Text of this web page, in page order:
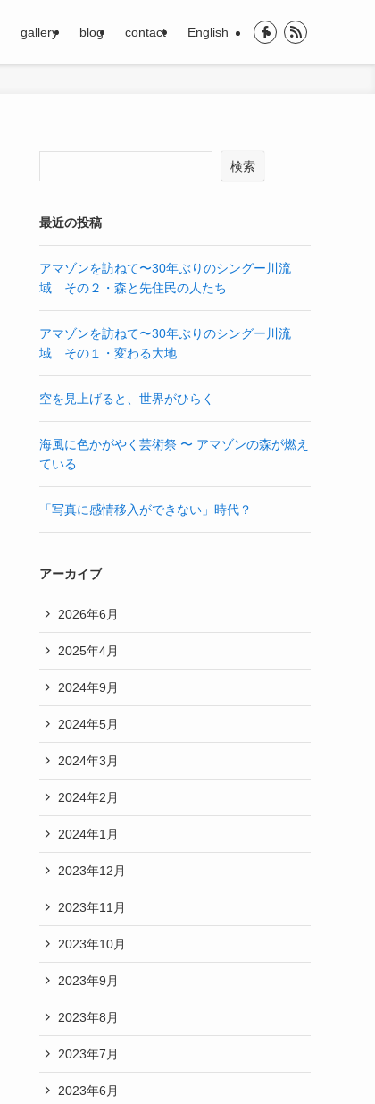
gallery blog contact English
検索
最近の投稿
アマゾンを訪ねて〜30年ぶりのシングー川流
域 その２・森と先住民の人たち
アマゾンを訪ねて〜30年ぶりのシングー川流
域 その１・変わる大地
空を見上げると、世界がひらく
海風に色かがやく芸術祭 〜 アマゾンの森が燃え
ている
「写真に感情移入ができない」時代？
アーカイブ
2026年6月
2025年4月
2024年9月
2024年5月
2024年3月
2024年2月
2024年1月
2023年12月
2023年11月
2023年10月
2023年9月
2023年8月
2023年7月
2023年6月